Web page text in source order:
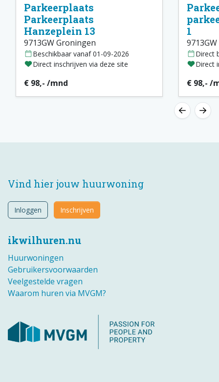
Parkeerplaats
Parkeerplaats
Hanzeplein 13
9713GW Groningen
Beschikbaar vanaf 01-09-2026
Direct inschrijven via deze site
€ 98,- /mnd
1
Direct
Direct
€ 98,- /
ikwilhuren.nu
Huurwoningen
Gebruikersvoorwaarden
Veelgestelde vragen
Waarom huren via MVGM?
Vind hier jouw huurwoning
Inloggen Inschrijven